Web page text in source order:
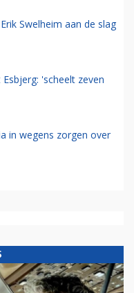
Swelheim aan de slag
'scheelt zeven
in wegens zorgen over